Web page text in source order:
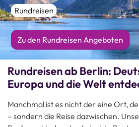
Rundreisen
Zu den Rundreisen Angeboten
Rundreisen ab Berlin:
Europa und die Welt
Manchmal ist es nicht der eine Ort,
– sondern die Reise dazwischen.